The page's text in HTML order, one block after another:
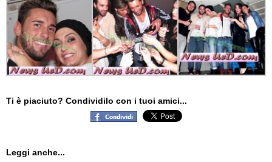
Ti è piaciuto? Condividilo con i tuoi amici...
Leggi anche...